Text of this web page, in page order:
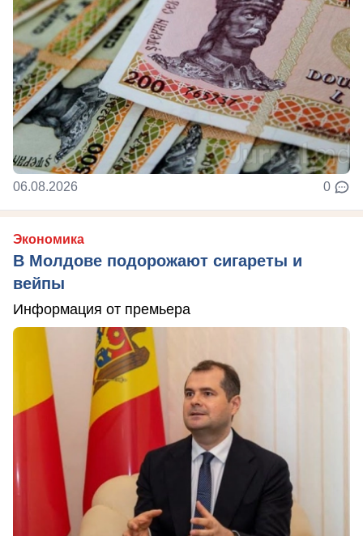
06.08.2026 0
Экономика
В Молдове подорожают сигареты и
вейпы
Информация от премьера